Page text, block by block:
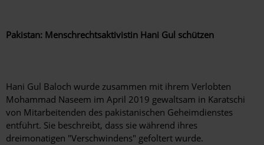
Pakistan: Menschrechtsaktivistin Hani Gul schützen
Hani Gul Baloch wurde zusammen mit ihrem Verlobten
Mohammad Naseem im April 2019 gewaltsam in Karatschi
von Mitarbeitenden des pakistanischen Geheimdienstes
entführt. Sie beschreibt, dass sie während ihres
dreimonatigen "Verschwindens" gefoltert wurde.